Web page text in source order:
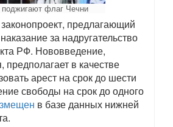
флаг Чечни
предлагающий
за надругательство
РФ. Нововведение,
предполагает в качестве
арест на срок до шести
свободы на срок до одного
в базе данных нижней